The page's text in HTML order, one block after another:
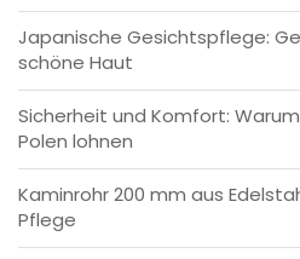
Japanische Gesichtspflege:
schöne Haut
Sicherheit und Komfort:
Polen lohnen
Kaminrohr 200 mm aus
Pflege